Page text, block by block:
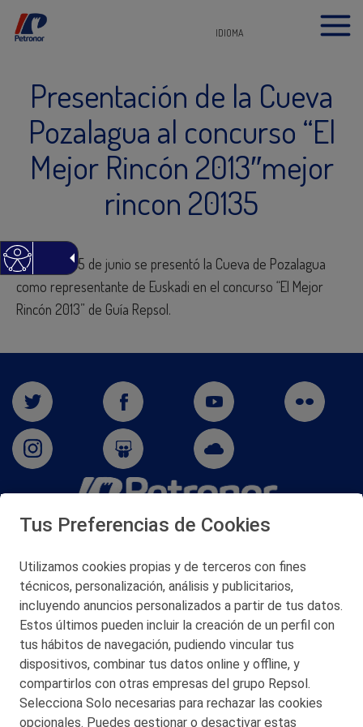
IDIOMA
Presentación de la Cueva
Pozalagua al concurso “El
Mejor Rincón 2013″mejor
rincon 20135
El martes 25 de junio se presentó la Cueva de Pozalagua
como representante de Euskadi en el concurso “El Mejor
Rincón 2013” de Guía Repsol.
San Martín 5-Edificio Muñatones,
© 2026 Petronor S.A.
CONTACTO
MAPA WEB
Tus Preferencias de Cookies
Utilizamos cookies propias y de terceros con fines
técnicos, personalización, análisis y publicitarios,
incluyendo anuncios personalizados a partir de tus datos.
Estos últimos pueden incluir la creación de un perfil con
tus hábitos de navegación, pudiendo vincular tus
dispositivos, combinar tus datos online y offline, y
compartirlos con otras empresas del grupo Repsol.
Selecciona Solo necesarias para rechazar las cookies
opcionales. Puedes gestionar o desactivar estas